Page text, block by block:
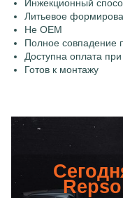
Инжекционный
Литьевое
Не OEM
Полное совпадение
Доступна оплата
Готов к монтажу